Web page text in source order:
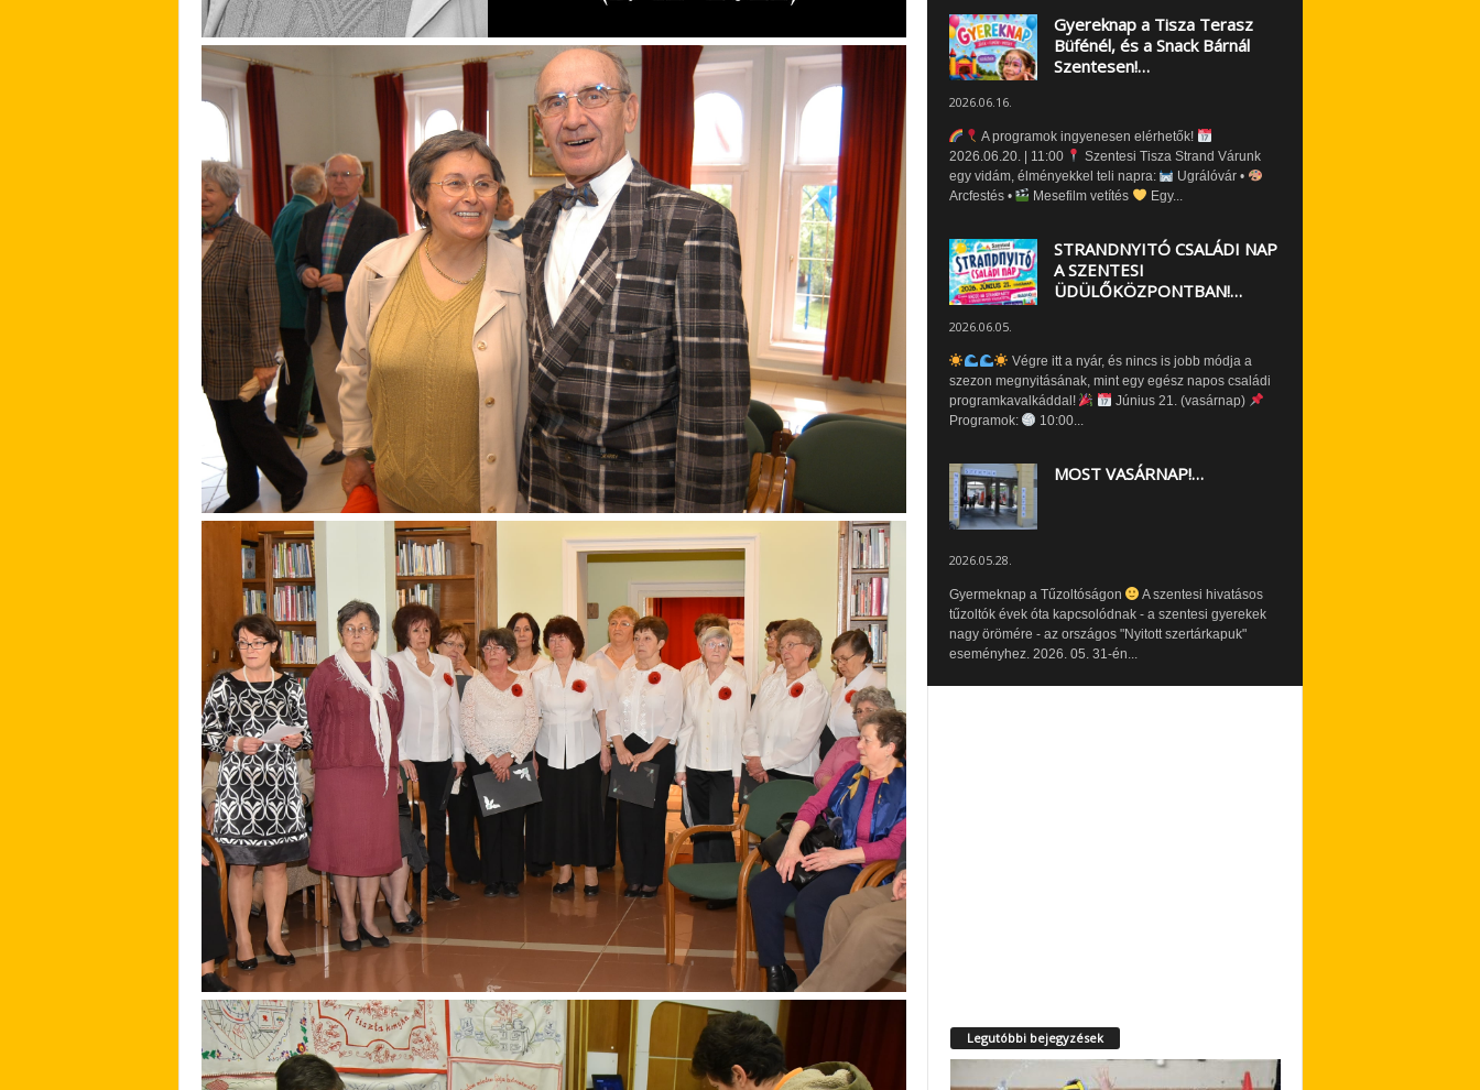
Gyereknap a Tisza Terasz
Büfénél, és a Snack Bárnál
Szentesen!…
2026.06.16.
A programok ingyenesen elérhetők!
2026.06.20. | 11:00
Szentesi Tisza Strand Várunk
egy vidám, élményekkel teli napra:
Ugrálóvár •
Arcfestés •
Mesefilm vetítés Egy...
STRANDNYITÓ CSALÁDI NAP
A SZENTESI
ÜDÜLŐKÖZPONTBAN!…
2026.06.05.
Végre itt a nyár, és nincs is jobb módja a
szezon megnyitásának, mint egy egész napos családi
programkavalkáddal!
Június 21. (vasárnap)
Programok:
10:00...
MOST VASÁRNAP!…
2026.05.28.
Gyermeknap a Tűzoltóságon
A szentesi hivatásos
tűzoltók évek óta kapcsolódnak - a szentesi gyerekek
nagy örömére - az országos "Nyitott szertárkapuk"
eseményhez. 2026. 05. 31-én...
Legutóbbi bejegyzések